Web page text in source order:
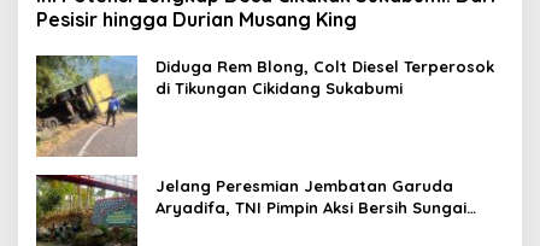
Pesisir hingga Durian Musang King
Diduga Rem Blong, Colt Diesel Terperosok
di Tikungan Cikidang Sukabumi
Jelang Peresmian Jembatan Garuda
Aryadifa, TNI Pimpin Aksi Bersih Sungai